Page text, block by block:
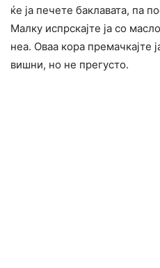
ќе ја печете баклавата, па
Малку испрскајте ја со
неа. Оваа кора премачкајте
вишни, но не прегусто.